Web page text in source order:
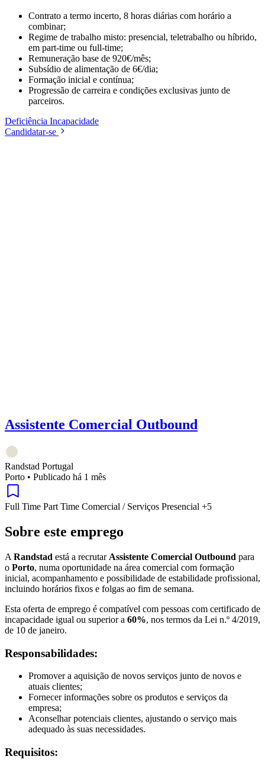
Contrato a termo incerto, 8 horas diárias com horário a
combinar;
Regime de trabalho misto: presencial, teletrabalho ou híbrido,
em part-time ou full-time;
Remuneração base de 920€/mês;
Subsídio de alimentação de 6€/dia;
Formação inicial e contínua;
Progressão de carreira e condições exclusivas junto de
parceiros.
Deficiência Incapacidade
Candidatar-se
Assistente Comercial Outbound
Randstad Portugal
Porto • Publicado há 1 mês
Full Time Part Time Comercial / Serviços Presencial +5
Sobre este emprego
A Randstad está a recrutar Assistente Comercial Outbound para
o Porto, numa oportunidade na área comercial com formação
inicial, acompanhamento e possibilidade de estabilidade profissional,
incluindo horários fixos e folgas ao fim de semana.
Esta oferta de emprego é compatível com pessoas com certificado de
incapacidade igual ou superior a 60%, nos termos da Lei n.º 4/2019,
de 10 de janeiro.
Responsabilidades:
Promover a aquisição de novos serviços junto de novos e
atuais clientes;
Fornecer informações sobre os produtos e serviços da
empresa;
Aconselhar potenciais clientes, ajustando o serviço mais
adequado às suas necessidades.
Requisitos: